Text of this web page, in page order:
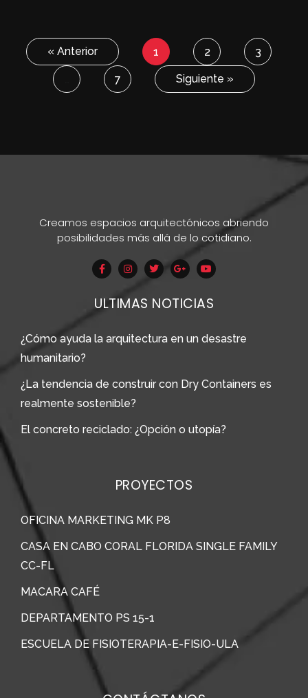
« Anterior 1 2 3
7 Siguiente »
Creamos espacios arquitectónicos abriendo
posibilidades más allá de lo cotidiano.
ULTIMAS NOTICIAS
¿Cómo ayuda la arquitectura en un desastre
humanitario?
¿La tendencia de construir con Dry Containers es
realmente sostenible?
El concreto reciclado: ¿Opción o utopía?
PROYECTOS
OFICINA MARKETING MK P8
CASA EN CABO CORAL FLORIDA SINGLE FAMILY
CC-FL
MACARA CAFÉ
DEPARTAMENTO PS 15-1
ESCUELA DE FISIOTERAPIA-E-FISIO-ULA